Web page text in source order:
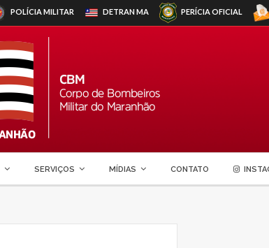
POLÍCIA MILITAR DETRANMA PERÍCIA OFICIAL
SERVIÇOS MÍDIAS CONTATO